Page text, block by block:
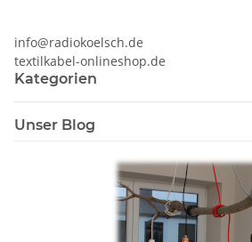
info@radiokoelsch.de
textilkabel-onlineshop.de
Kategorien
Unser Blog